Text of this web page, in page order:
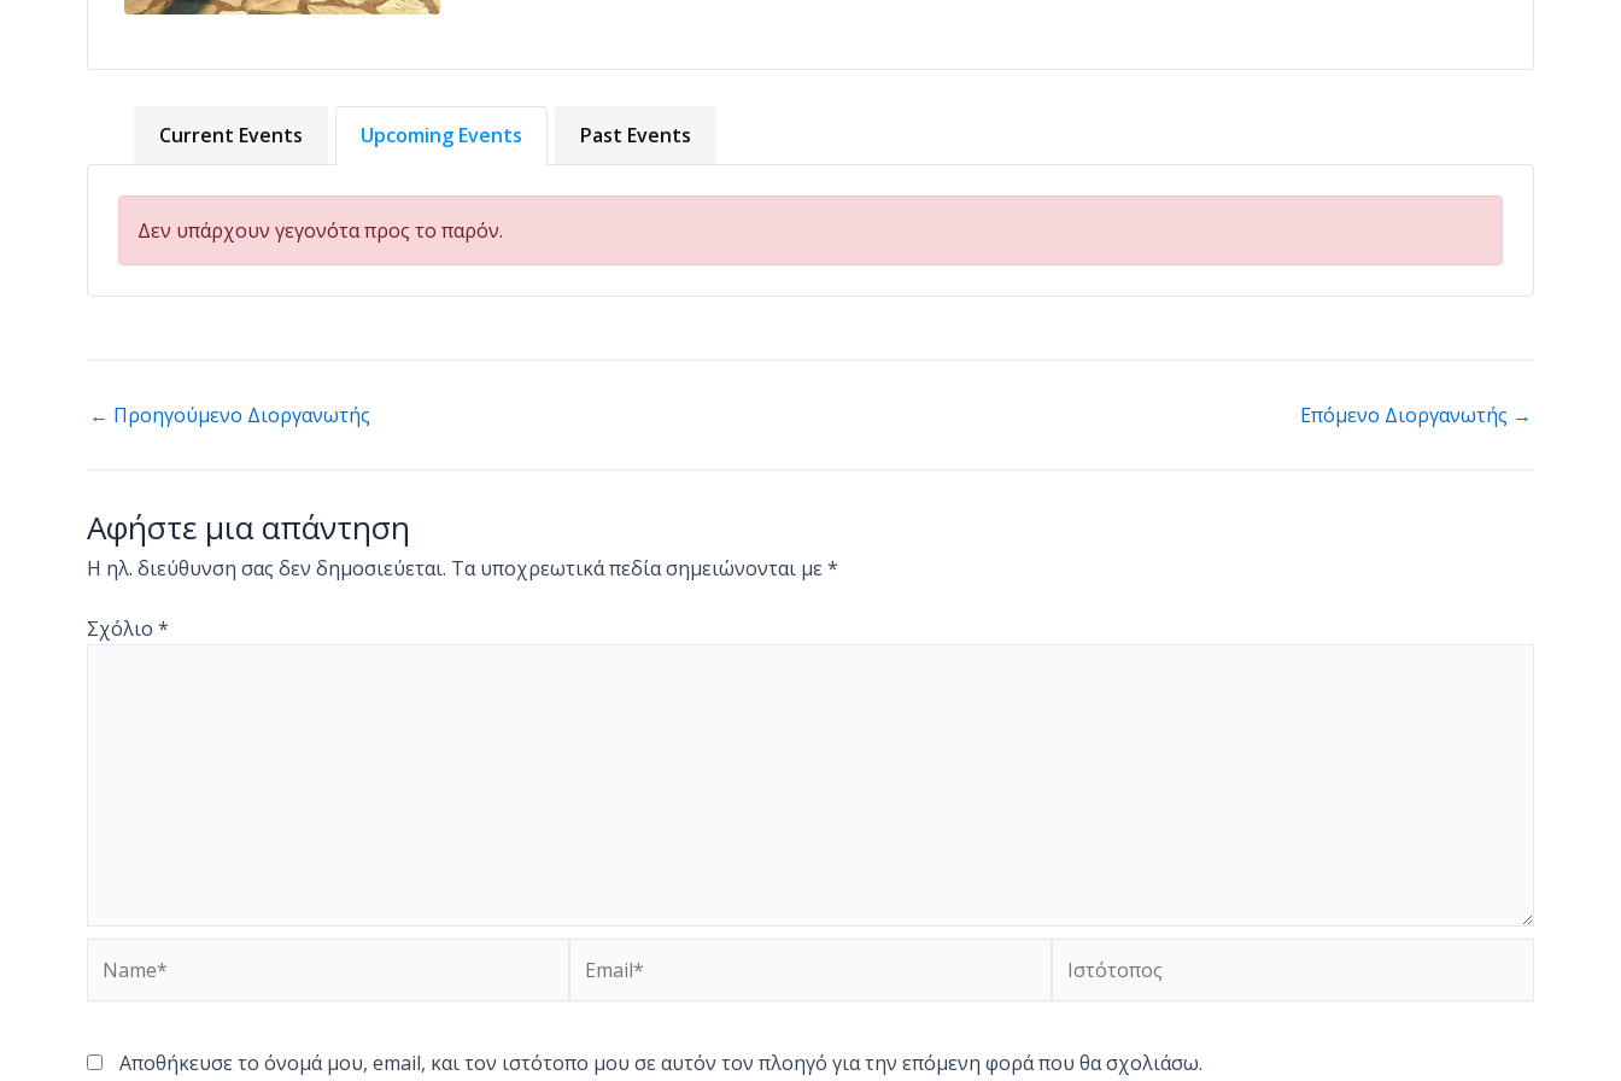
Current Events Upcoming Events Past Events
Δεν υπάρχουν γεγονότα προς το παρόν.
← Προηγούμενο Διοργανωτής Επόμενο Διοργανωτής →
Αφήστε μια απάντηση
Η ηλ. διεύθυνση σας δεν δημοσιεύεται. Τα υποχρεωτικά πεδία σημειώνονται με*
Σχόλιο *
Αποθήκευσε το όνομά μου, email, και τον ιστότοπο μου σε αυτόν τον πλοηγό για την επόμενη φορά που θα σχολιάσω.